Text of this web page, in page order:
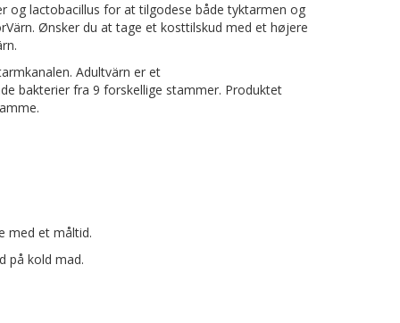
og lactobacillus for at tilgodese både tyktarmen og
Ønsker du at tage et kosttilskud med et højere
Adultvärn er et
bakterier fra 9 forskellige stammer. Produktet
med et måltid.
på kold mad.